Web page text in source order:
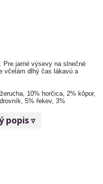
Pre jarné výsevy na slnečné
včelám dlhý čas lákavú a
10% horčica, 2% kôpor,
5% řekev, 3%
popis ▿